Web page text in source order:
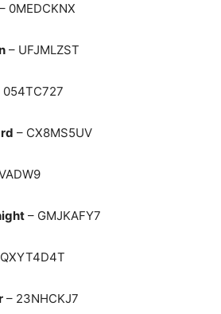
– 0MEDCKNX
– UFJMLZST
054TC727
– CX8MS5UV
– GMJKAFY7
– 23NHCKJ7